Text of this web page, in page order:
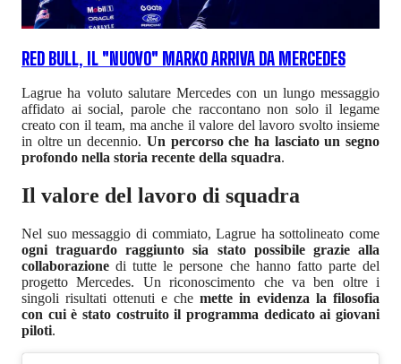
RED BULL, IL "NUOVO" MARKO ARRIVA DA MERCEDES
Lagrue ha voluto salutare Mercedes con un lungo messaggio
affidato ai social, parole che raccontano non solo il legame
creato con il team, ma anche il valore del lavoro svolto insieme
in oltre un decennio. Un percorso che ha lasciato un segno
profondo nella storia recente della squadra.
Il valore del lavoro di squadra
Nel suo messaggio di commiato, Lagrue ha sottolineato come
ogni traguardo raggiunto sia stato possibile grazie alla
collaborazione di tutte le persone che hanno fatto parte del
progetto Mercedes. Un riconoscimento che va ben oltre i
singoli risultati ottenuti e che mette in evidenza la filosofia
con cui è stato costruito il programma dedicato ai giovani
piloti.